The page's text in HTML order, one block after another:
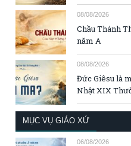
08/08/2026
Chầu Thánh
năm A
08/08/2026
Đức Giêsu là
Nhật XIX
MỤC VỤ GIÁO XỨ
06/08/2026